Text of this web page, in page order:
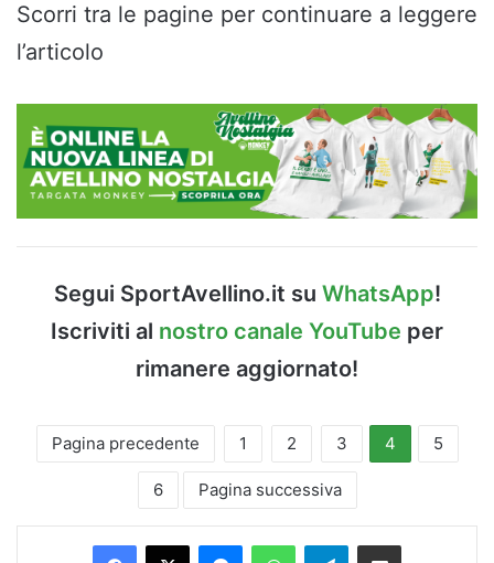
Scorri tra le pagine per continuare a leggere
l’articolo
Segui SportAvellino.it su WhatsApp!
Iscriviti al nostro canale YouTube per
rimanere aggiornato!
Pagina precedente 1 2 3 4 5
6 Pagina successiva
Facebook
X MessengerWhatsAppTelegramCondividi via Email